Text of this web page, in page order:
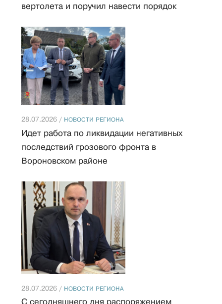
вертолета и поручил навести порядок
28.07.2026 / НОВОСТИ РЕГИОНА
Идет работа по ликвидации негативных
последствий грозового фронта в
Вороновском районе
28.07.2026 / НОВОСТИ РЕГИОНА
С сегодняшнего дня распоряжением